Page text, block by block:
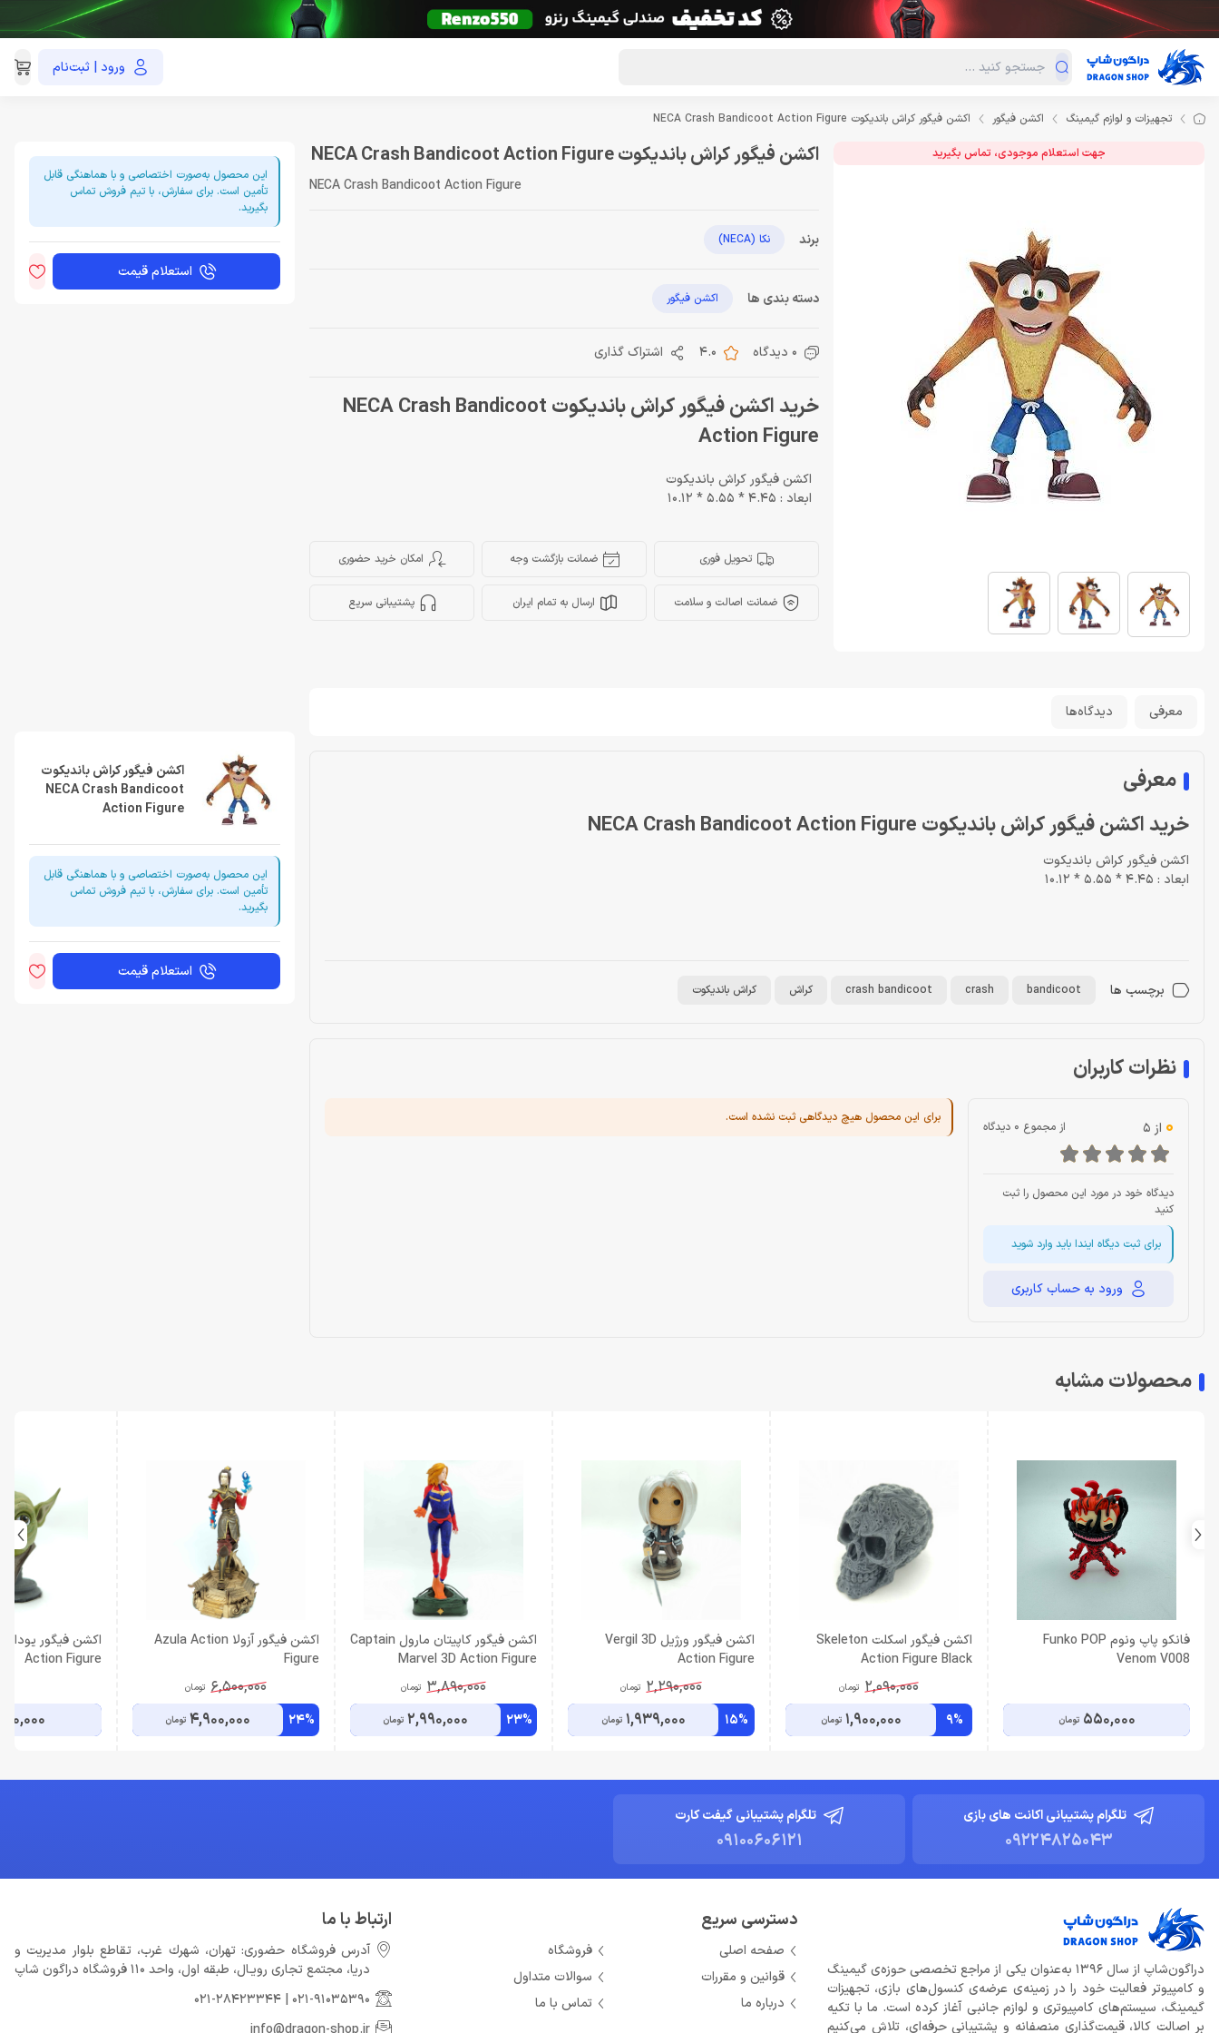
ورود | ثبت‌نام دسته‌بندی محصولات فروش ویژه 021-91035390
تجهیزات و لوازم گیمینگ اکشن فیگور اکشن فیگور کراش باندیکوت NECA Crash Bandicoot Action Figure
جهت استعلام موجودی، تماس بگیرید اکشن فیگور کراش باندیکوت NECA Crash Bandicoot Action Figure
NECA Crash Bandicoot Action Figure
برند نکا (NECA)
دسته بندی ها اکشن فیگور
0 دیدگاه 4.0 اشتراک گذاری
خرید اکشن فیگور کراش باندیکوت NECA Crash Bandicoot
Action Figure
اکشن فیگور کراش باندیکوت
ابعاد : 4.45 * 5.55 * 10.12
تحویل فوری ضمانت بازگشت وجه امکان خرید حضوری
ضمانت اصالت و سلامت ارسال به تمام ایران پشتیبانی سریع
این محصول به‌صورت اختصاصی و با هماهنگی قابل
تأمین است. برای سفارش، با تیم فروش تماس
بگیرید.
استعلام قیمت
معرفی دیدگاه‌ها
معرفی
خرید اکشن فیگور کراش باندیکوت NECA Crash Bandicoot Action Figure
اکشن فیگور کراش باندیکوت
ابعاد : 4.45 * 5.55 * 10.12
برچسب ها bandicoot
crash
crash bandicoot کراش کراش باندیکوت
نظرات کاربران
0 از 5 از مجموع 0 دیدگاه
دیدگاه خود در مورد این محصول را ثبت
کنید
برای ثبت دیگاه ایندا باید وارد شوید
ورود به حساب کاربری
برای این محصول هیچ دیدگاهی ثبت نشده است.
اکشن فیگور کراش باندیکوت
NECA Crash Bandicoot
Action Figure
این محصول به‌صورت اختصاصی و با هماهنگی قابل
تأمین است. برای سفارش، با تیم فروش تماس
بگیرید.
استعلام قیمت
محصولات مشابه
فانکو پاپ ونوم Funko POP
Venom V008
550,000 تومان
اکشن فیگور اسکلت Skeleton
Action Figure Black
2,090,000 تومان
9%
1,900,000 تومان
اکشن فیگور ورژیل Vergil 3D
Action Figure
2,290,000 تومان
15%
1,939,000 تومان
اکشن فیگور کاپیتان مارول Captain
Marvel 3D Action Figure
3,890,000 تومان
23%
2,990,000 تومان
اکشن فیگور آزولا Azula Action
Figure
6,500,000 تومان
24%
4,900,000 تومان
Action Figure
تلگرام پشتیبانی اکانت های بازی
09224825043
تلگرام پشتیبانی گیفت کارت
09100606121
دراگون‌شاپ از سال 1396 به‌عنوان یکی از مراجع تخصصی حوزه‌ی گیمینگ
و کامپیوتر فعالیت خود را در زمینه‌ی عرضه‌ی کنسول‌های بازی، تجهیزات
گیمینگ، سیستم‌های کامپیوتری و لوازم جانبی آغاز کرده است. ما با تکیه
بر اصالت کالا، قیمت‌گذاری منصفانه و پشتیبانی حرفه‌ای، تلاش می‌کنیم
دسترسی سریع
صفحه اصلی
فروشگاه
قوانین و مقررات
سوالات متداول
درباره ما
تماس با ما
ارتباط با ما
آدرس فروشگاه حضوری: تهران، شهرك غرب، تقاطع بلوار مدیریت و
دريا، مجتمع تجارى رويـال، طبقه اول، واحد 110 فروشگاه دراگون شاپ
021-91035390
021-28423344